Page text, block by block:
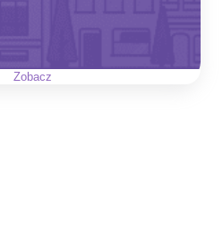
Zobacz